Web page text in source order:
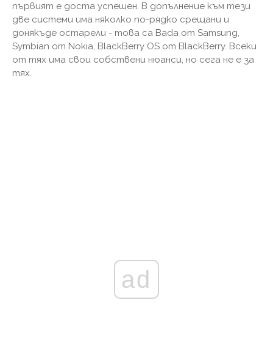
първият е доста успешен. В допълнение към тези
две системи има няколко по-рядко срещани и
донякъде остарели - това са Bada от Samsung,
Symbian от Nokia, BlackBerry OS от BlackBerry. Всеки
от тях има свои собствени нюанси, но сега не е за
тях.
ad